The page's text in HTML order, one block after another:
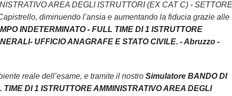
AREA DEGLI ISTRUTTORI (EX CAT C) - SETTORE
diminuendo l’ansia e aumentando la fiducia grazie alle
INDETERMINATO - FULL TIME DI 1 ISTRUTTORE
UFFICIO ANAGRAFE E STATO CIVILE. - Abruzzo -
reale dell’esame, e tramite il nostro Simulatore BANDO DI
DI 1 ISTRUTTORE AMMINISTRATIVO AREA DEGLI